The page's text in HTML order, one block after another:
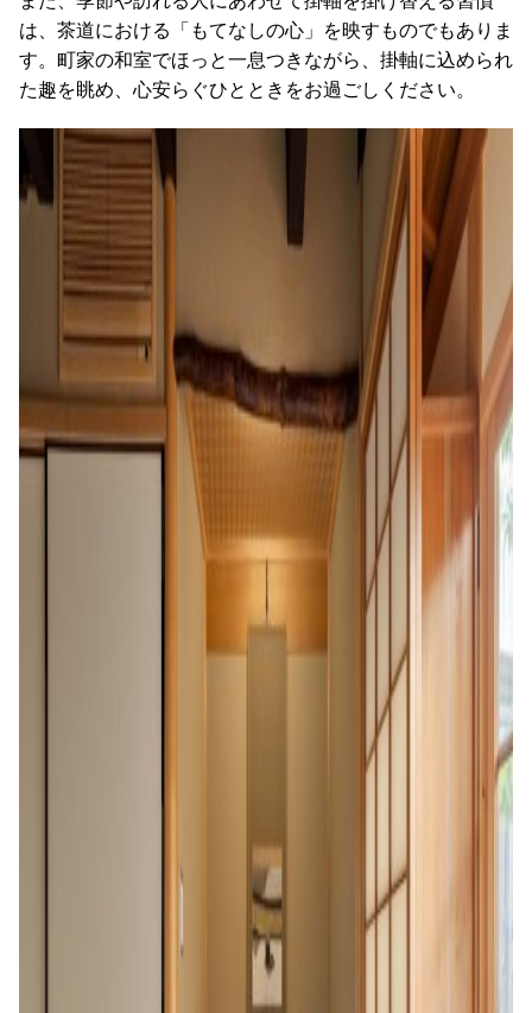
は、茶道における「もてなしの心」を映すものでもありま
す。町家の和室でほっと一息つきながら、掛軸に込められ
た趣を眺め、心安らぐひとときをお過ごしください。